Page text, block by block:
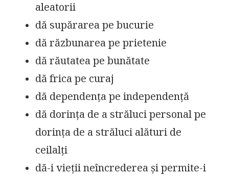
aleatorii
dă supărarea pe bucurie
dă răzbunarea pe prietenie
dă răutatea pe bunătate
dă frica pe curaj
dă dependența pe independență
dă dorința de a străluci personal pe
dorința de a străluci alături de
ceilalți
dă-i vieții neîncrederea și permite-i